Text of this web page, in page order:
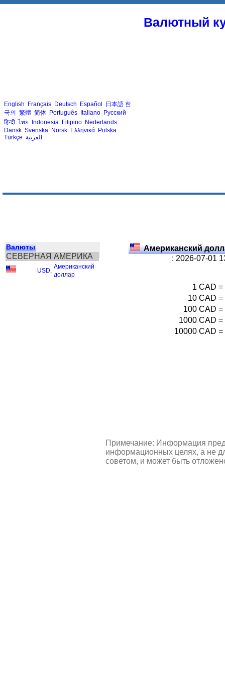
Валютный
English Français Deutsch Español 日本語 한
국의 繁體 简体 Português Italiano Русский
हिन्दी ไทย Indonesia Filipino Nederlands
Dansk Svenska Norsk Ελληνικά Polska
Türkçe العربية
Валюты
СЕВЕРНАЯ АМЕРИКА
USD
Американский
доллар
Американский
: 2026-07-01
1 CAD =
10 CAD =
100 CAD =
1000 CAD =
10000 CAD =
Примечание: Информация
информационных целях, а не
советом, и может быть